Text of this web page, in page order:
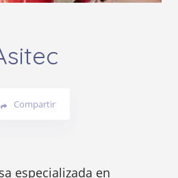
Compartir
especializada en